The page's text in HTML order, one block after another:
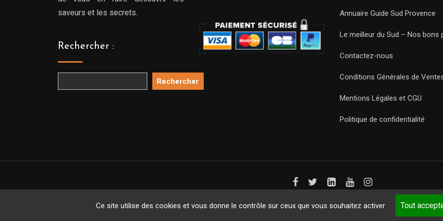
Ce site utilise des cookies et vous donne le contrôle sur ceux que vous souhaitez activer Tout
saveurs et les secrets.
Rechercher :
Rechercher
Annuaire Guide Sud Provence
Le meilleur du Sud – Nos bons
Contactez-nous
Conditions Générales de
Mentions Légales et CGU
Politique de confidentialité
Copyright Guides 2021. Tous droits réservés.Développement web sur mesure